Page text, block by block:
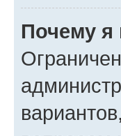
Почему я